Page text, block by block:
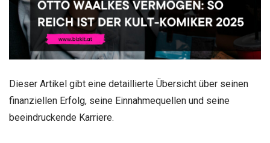
Dieser Artikel gibt eine detaillierte Übersicht über seinen
finanziellen Erfolg, seine Einnahmequellen und seine
beeindruckende Karriere.